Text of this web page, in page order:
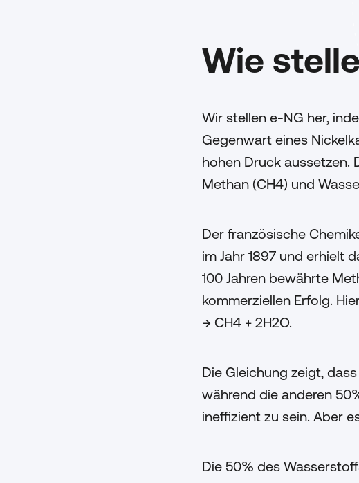
Wie
Wir stellen e-NG her,
Gegenwart eines
hohen Druck aussetzen.
Methan (CH4) und
Der französische
im Jahr 1897 und erhielt
100 Jahren bewährte
kommerziellen Erfolg.
→ CH4 + 2H2O.
Die Gleichung zeigt,
während die anderen
ineffizient zu sein. Aber
Die 50% des